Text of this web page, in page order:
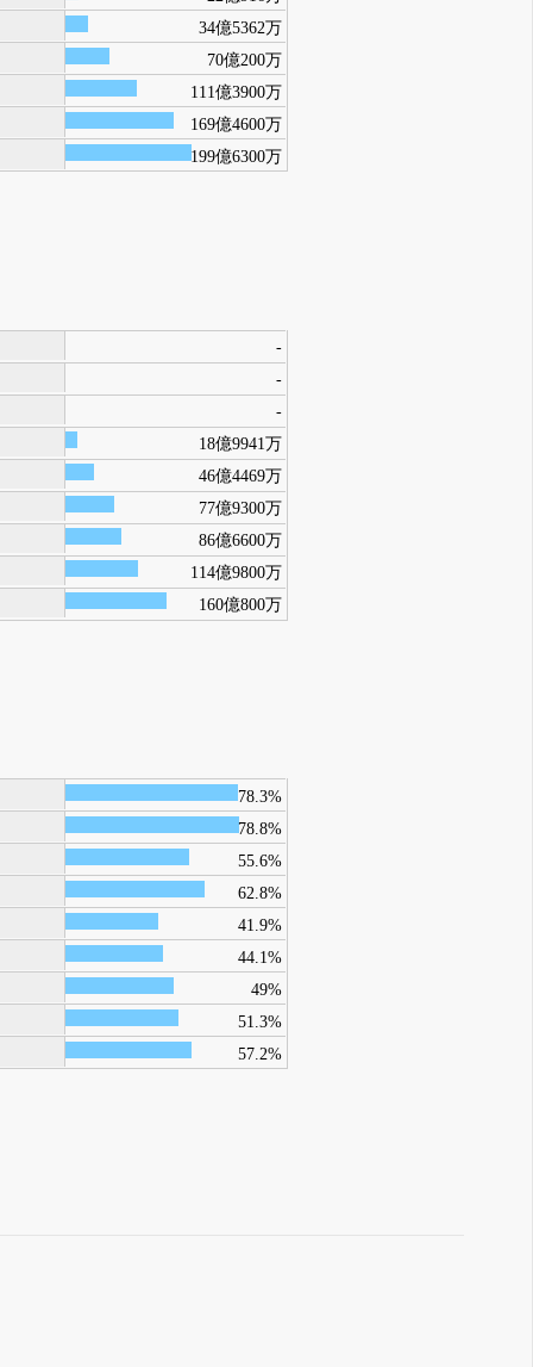
34億5362万
70億200万
111億3900万
169億4600万
199億6300万
-
-
-
18億9941万
46億4469万
77億9300万
86億6600万
114億9800万
160億800万
78.3%
78.8%
55.6%
62.8%
41.9%
44.1%
49%
51.3%
57.2%